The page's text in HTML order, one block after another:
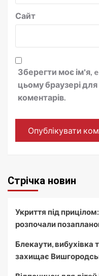
Сайт
Зберегти моє ім'я,
цьому браузері
коментарів.
Стрічка новин
Укриття під
розпочали
Блекаути, вибухівка
захищає